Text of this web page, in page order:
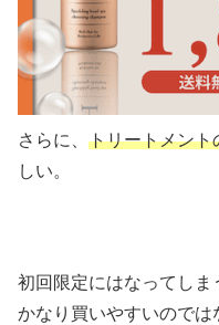
さらに、 トリートメント
しい。
初回限定にはなってし
かなり買いやすいのでは